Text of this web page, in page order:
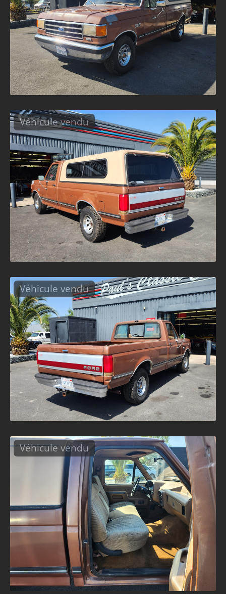
Véhicule vendu
Véhicule vendu
Véhicule vendu